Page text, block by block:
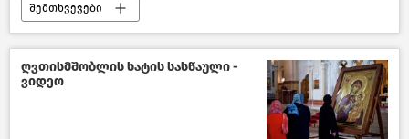
შემთხვევები
გახმაურებული სასამართლო პროცესები
საქართველო
ღვთისმშობლის ხატის სასწაული -
ვიდეო